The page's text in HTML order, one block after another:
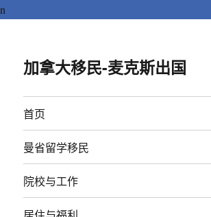
n
加拿大移民-麦克斯出国
首页
曼省留学移民
院校与工作